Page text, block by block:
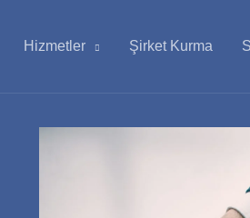
Hizmetler Şirket Kurma